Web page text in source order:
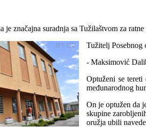
je značajna suradnja sa Tužilaštvom za
Tužitelj Posebnog
- Maksimović
Optuženi se
međunarodnog
On je optužen da
skupine
oružja ubili